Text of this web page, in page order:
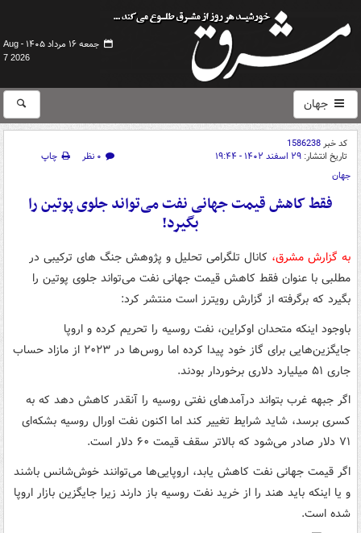
جمعه ۱۶ مرداد ۱۴۰۵ -
Aug
7 2026
جهان
کد خبر1586238
تاریخ انتشار: ۲۹ اسفند ۱۴۰۲ - ۱۹:۴۴ ۰ نظر
چاپ
جهان
فقط کاهش قیمت جهانی نفت می‌تواند جلوی پوتین را
بگیرد!
به گزارش مشرق، کانال تلگرامی تحلیل و پژوهش جنگ های ترکیبی در
مطلبی با عنوان فقط کاهش قیمت جهانی نفت می‌تواند جلوی پوتین را
بگیرد که برگرفته از گزارش رویترز است منتشر کرد:
باوجود اینکه متحدان اوکراین، نفت روسیه را تحریم کرده و اروپا
جایگزین‌هایی برای گاز خود پیدا کرده اما روس‌ها در ۲۰۲۳ از مازاد حساب
جاری ۵۱ میلیارد دلاری برخوردار بودند.
اگر جبهه غرب بتواند درآمدهای نفتی روسیه را آنقدر کاهش دهد که به
کسری برسد، شاید شرایط تغییر کند اما اکنون نفت اورال روسیه بشکه‌ای
۷۱ دلار صادر می‌شود که بالاتر سقف قیمت ۶۰ دلار است.
اگر قیمت جهانی نفت کاهش یابد، اروپایی‌ها می‌توانند خوش‌شانس باشند
و یا اینکه باید هند را از خرید نفت روسیه باز دارند زیرا جایگزین بازار اروپا
شده است.